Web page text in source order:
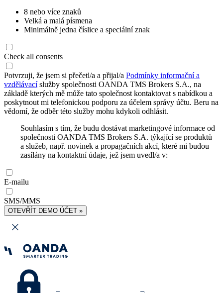
8 nebo více znaků
Velká a malá písmena
Minimálně jedna číslice a speciální znak
Check all consents
Potvrzuji, že jsem si přečetl/a a přijal/a Podmínky informační a
vzdělávacíslužby společnosti OANDA TMS Brokers S.A., na
základě kterých mě může tato společnost kontaktovat s nabídkou a
poskytnout mi telefonickou podporu za účelem správy účtu. Beru na
vědomí, že odběr této služby mohu kdykoli odhlásit.
Souhlasím s tím, že budu dostávat marketingové informace od
společnosti OANDA TMS Brokers S.A. týkající se produktů
a služeb, např. novinek a propagačních akcí, které mi budou
zasílány na kontaktní údaje, jež jsem uvedl/a v:
E-mailu
SMS/MMS
OTEVŘÍT DEMO ÚČET »